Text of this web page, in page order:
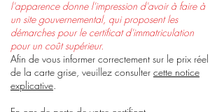
l'apparence donne l'impression d'avoir à faire à
un site gouvernemental, qui proposent les
démarches pour le certificat d'immatriculation
pour un coût supérieur.
Afin de vous informer correctement sur le prix réel
de la carte grise, veuillez consulter cette notice
explicative.